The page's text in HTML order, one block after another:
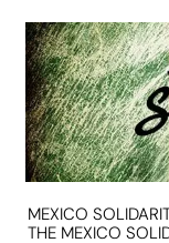
MEXICO
THE MEXICO